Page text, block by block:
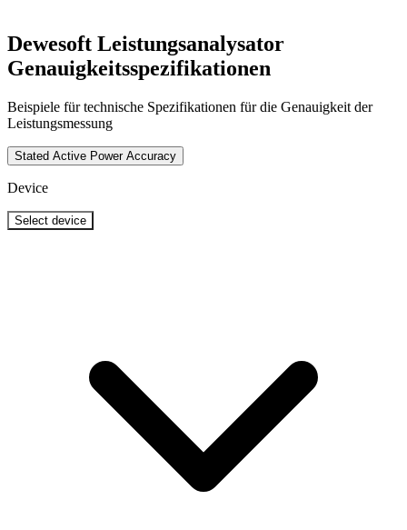
Dewesoft Leistungsanalysator
Genauigkeitsspezifikationen
Beispiele für technische Spezifikationen für die Genauigkeit der
Leistungsmessung
Stated Active Power Accuracy
Device
Select device